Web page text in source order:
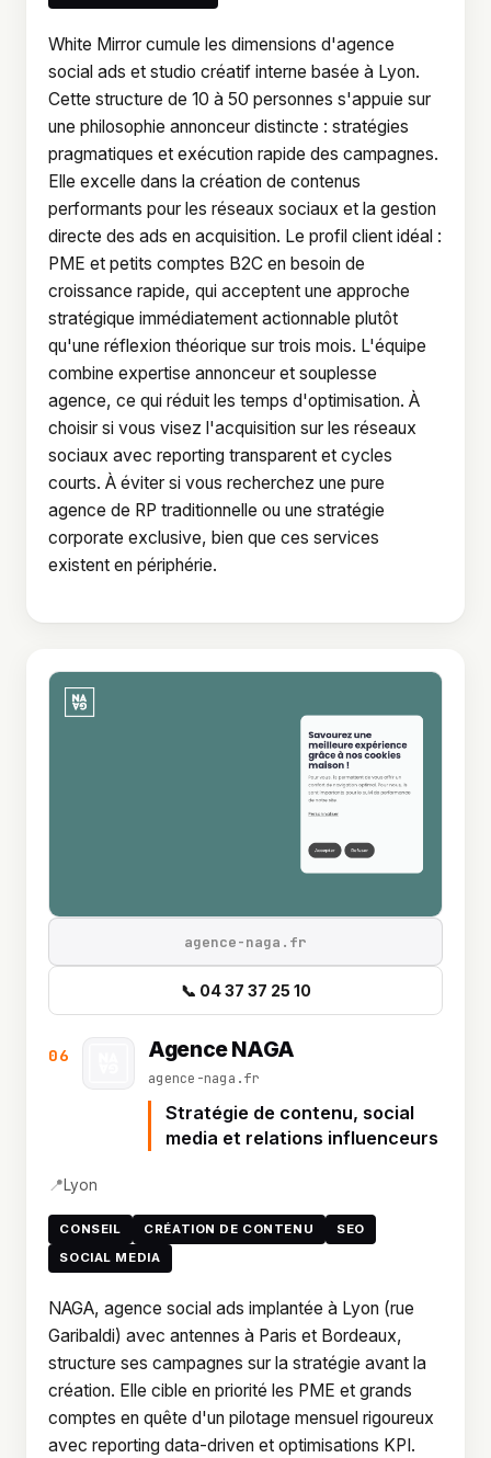
White Mirror cumule les dimensions d'agence
social ads et studio créatif interne basée à Lyon.
Cette structure de 10 à 50 personnes s'appuie sur
une philosophie annonceur distincte : stratégies
pragmatiques et exécution rapide des campagnes.
Elle excelle dans la création de contenus
performants pour les réseaux sociaux et la gestion
directe des ads en acquisition. Le profil client idéal :
PME et petits comptes B2C en besoin de
croissance rapide, qui acceptent une approche
stratégique immédiatement actionnable plutôt
qu'une réflexion théorique sur trois mois. L'équipe
combine expertise annonceur et souplesse
agence, ce qui réduit les temps d'optimisation. À
choisir si vous visez l'acquisition sur les réseaux
sociaux avec reporting transparent et cycles
courts. À éviter si vous recherchez une pure
agence de RP traditionnelle ou une stratégie
corporate exclusive, bien que ces services
existent en périphérie.
06 Agence NAGA
agence-naga.fr
Stratégie de contenu, social
media et relations influenceurs
📍Lyon
CONSEIL CRÉATION DE CONTENU
SEO
SOCIAL MEDIA
NAGA, agence social ads implantée à Lyon (rue
Garibaldi) avec antennes à Paris et Bordeaux,
structure ses campagnes sur la stratégie avant la
création. Elle cible en priorité les PME et grands
comptes en quête d'un pilotage mensuel rigoureux
avec reporting data-driven et optimisations KPI.
agence-naga.fr
📞 04 37 37 25 10